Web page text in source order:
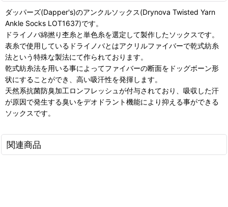
ダッパーズ(Dapper's)のアンクルソックス(Drynova Twisted Yarn
Ankle Socks LOT1637)です。
ドライノバ綿撚り杢糸と単色糸を選定して製作したソックスです。
表糸で使用しているドライノバとはアクリルファイバーで乾式紡糸
法という特殊な製法にて作られております。
乾式紡糸法を用いる事によってファイバーの断面をドッグボーン形
状にすることができ、高い吸汗性を発揮します。
天然系抗菌防臭加工ロンフレッシュが付与されており、吸収した汗
が原因で発生する臭いをデオドラント機能により抑える事ができる
ソックスです。
関連商品